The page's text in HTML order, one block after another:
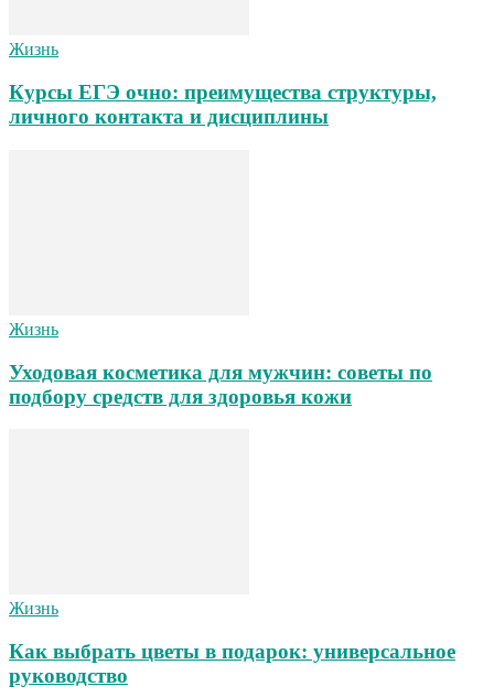
Жизнь
Курсы ЕГЭ очно: преимущества структуры,
личного контакта и дисциплины
Жизнь
Уходовая косметика для мужчин: советы по
подбору средств для здоровья кожи
Жизнь
Как выбрать цветы в подарок: универсальное
руководство